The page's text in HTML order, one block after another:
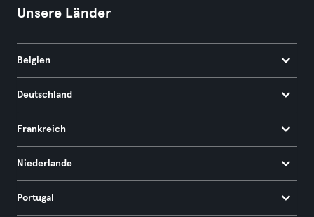
Unsere Länder
Belgien
Deutschland
Frankreich
Niederlande
Portugal